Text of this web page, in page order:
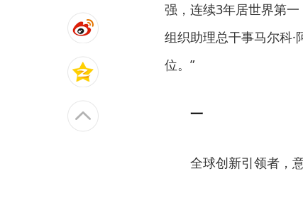
强，连续3年居世界第
组织助理总干事马尔科
位。”
一
全球创新引领者，意